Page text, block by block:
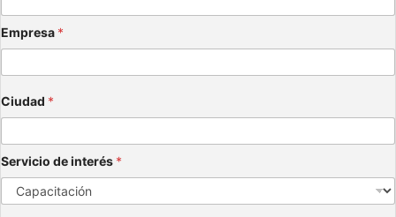
Empresa *
Ciudad *
Servicio de interés *